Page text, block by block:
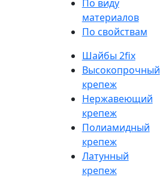
По виду
материалов
По свойствам
Шайбы 2fix
Высокопрочный
крепеж
Нержавеющий
крепеж
Полиамидный
крепеж
Латунный
крепеж